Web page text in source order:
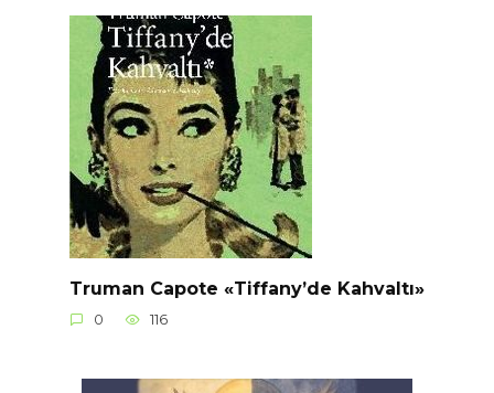
Truman Capote «Tiffany’de Kahvaltı»
0 116